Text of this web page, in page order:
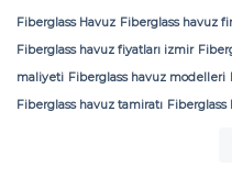
Fiberglass Havuz Fiberglass havuz
Fiberglass havuz fiyatları izmir
maliyeti Fiberglass havuz modelleri
Fiberglass havuz tamiratı